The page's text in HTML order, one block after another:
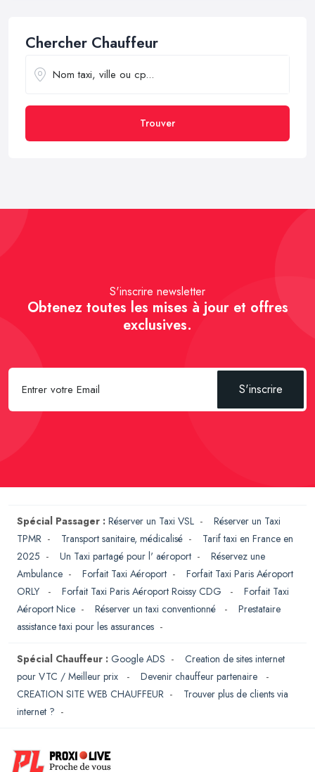
Chercher Chauffeur
Trouver
S'inscrire newsletter
Obtenez toutes les mises à jour et offres
exclusives.
S'inscrire
Spécial Passager : Réserver un Taxi VSL - Réserver un Taxi
TPMR - Transport sanitaire, médicalisé - Tarif taxi en France en
2025 - Un Taxi partagé pour l' aéroport - Réservez une
Ambulance - Forfait Taxi Aéroport - Forfait Taxi Paris Aéroport
ORLY
- Forfait Taxi Paris Aéroport Roissy CDG - Forfait Taxi
Aéroport Nice - Réserver un taxi conventionné - Prestataire
assistance taxi pour les assurances -
Spécial Chauffeur : Google ADS - Creation de sites internet
pour VTC / Meilleur prix
- Devenir chauffeur partenaire
-
CREATION SITE WEB CHAUFFEUR - Trouver plus de clients via
internet ? -